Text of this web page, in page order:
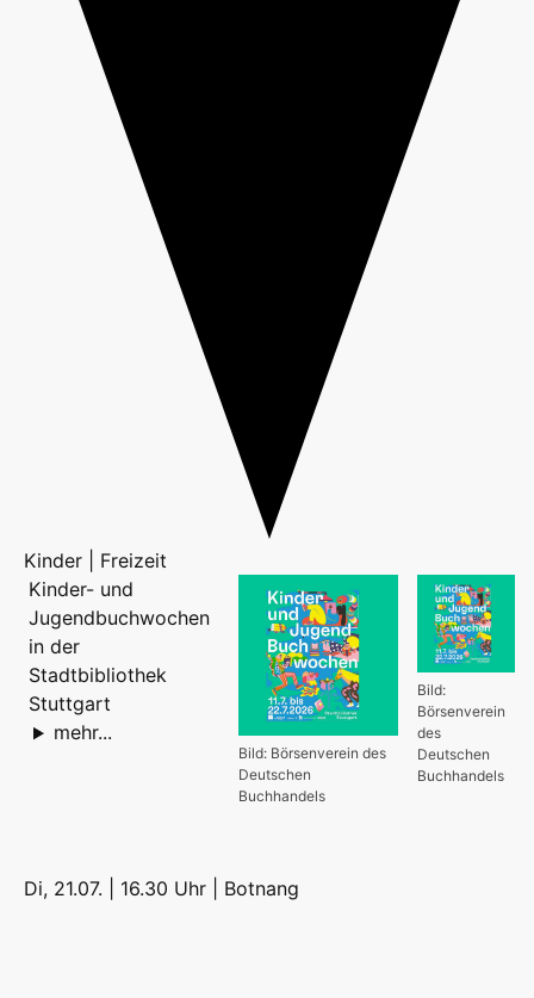
Kinder | Freizeit
Bild:
Börsenverein
des
Deutschen
Buchhandels
Bild: Börsenverein des
Deutschen
Buchhandels
Kinder- und
Jugendbuchwochen
in der
Stadtbibliothek
Stuttgart
mehr...
Di, 21.07. | 16.30 Uhr | Botnang